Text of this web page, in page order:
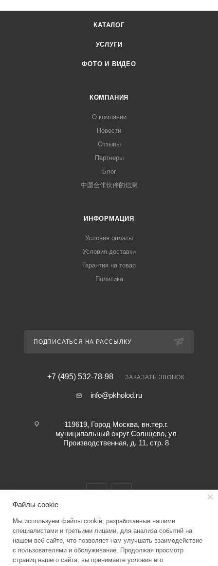
КАТАЛОГ
УСЛУГИ
ФОТО И ВИДЕО
КОМПАНИЯ
О компании
Новости
Отзывы
Партнеры
Блог
中国合作伙伴的信息
ИНФОРМАЦИЯ
Условия оплаты
Условия доставки
Гарантия на товар
Политика
ПОДПИСАТЬСЯ НА РАССЫЛКУ
+7 (495) 532-78-98 ЗАКАЗАТЬ ЗВОНОК
info@pkholod.ru
119619, Город Москва, вн.тер.г.
муниципальный округ Солнцево, ул
Производственная, д. 11, стр. 8
2026 © “ПК ХОЛОД” info@pkholod.ru Информация о товаре,
представленная на сайте служит для ознакомления. Технические
характеристики, параметры, цену уточняйте при заказе
Файлы cookie
Мы используем файлы cookie, разработанные нашими
специалистами и третьими лицами, для анализа событий на
нашем веб-сайте, что позволяет нам улучшать взаимодействие
с пользователями и обслуживание. Продолжая просмотр
страниц нашего сайта, вы принимаете условия его